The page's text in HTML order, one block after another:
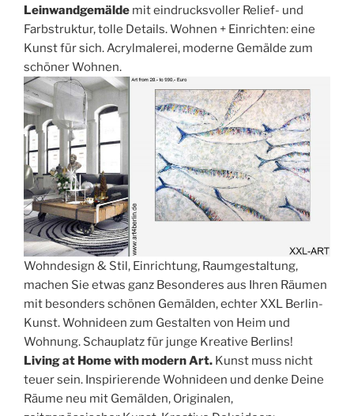
Leinwandgemälde mit eindrucksvoller Relief- und
Farbstruktur, tolle Details. Wohnen + Einrichten: eine
Kunst für sich. Acrylmalerei, moderne Gemälde zum
schöner Wohnen.
Wohndesign & Stil, Einrichtung, Raumgestaltung,
machen Sie etwas ganz Besonderes aus Ihren Räumen
mit besonders schönen Gemälden, echter XXL Berlin-
Kunst. Wohnideen zum Gestalten von Heim und
Wohnung. Schauplatz für junge Kreative Berlins!
Living at Home with modern Art. Kunst muss nicht
teuer sein. Inspirierende Wohnideen und denke Deine
Räume neu mit Gemälden, Originalen,